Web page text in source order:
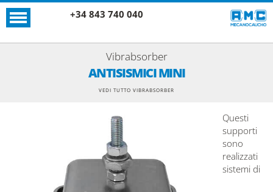
+34 843 740 040
Vibrabsorber
ANTISISMICI MINI
VEDI TUTTO VIBRABSORBER
Questi
supporti
sono
realizzati
sistemi di